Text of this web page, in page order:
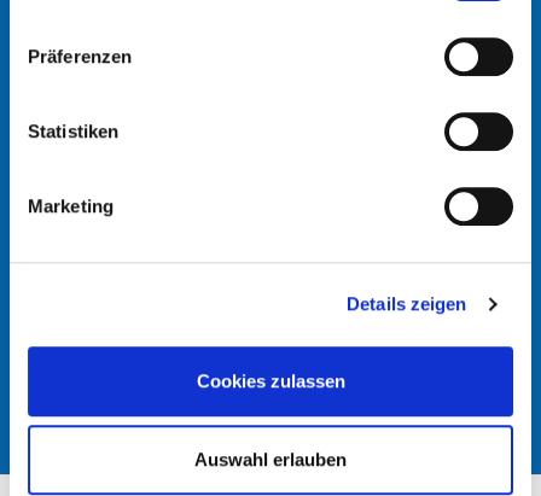
Präferenzen
Statistiken
Marketing
Details zeigen
Cookies zulassen
Auswahl erlauben
E-MAIL
ICH HABE DIEDATENSCHUTZERKLÄRUNGGELESEN UND
ANFRAGE SENDEN